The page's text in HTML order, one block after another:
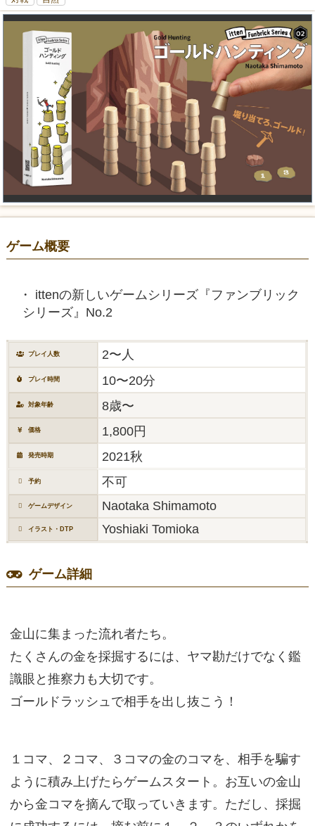
ゲーム概要
ittenの新しいゲームシリーズ『ファンブリック
シリーズ』No.2
プレイ人数 2〜人
プレイ時間 10〜20分
対象年齢 8歳〜
価格 1,800円
発売時期 2021秋
予約 不可
ゲームデザイン Naotaka Shimamoto
イラスト・DTP Yoshiaki Tomioka
ゲーム詳細
金山に集まった流れ者たち。
たくさんの金を採掘するには、ヤマ勘だけでなく鑑
識眼と推察力も大切です。
ゴールドラッシュで相手を出し抜こう！
１コマ、２コマ、３コマの金のコマを、相手を騙す
ように積み上げたらゲームスタート。お互いの金山
から金コマを摘んで取っていきます。ただし、採掘